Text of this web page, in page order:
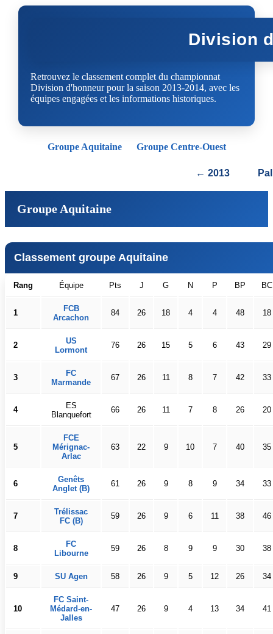
Division
Retrouvez le classement complet du championnat
Division d'honneur pour la saison 2013-2014, avec les
équipes engagées et les informations historiques.
Groupe Aquitaine Groupe Centre-Ouest
← 2013
Groupe Aquitaine
Classement groupe Aquitaine
Rang Équipe Pts J G N P BP BC
1
FCB
Arcachon
84 26 18 4 4 48 18
2
US
Lormont
76 26 15 5 6 43 29
3
FC
Marmande
67 26 11 8 7 42 33
4
ES
Blanquefort
66 26 11 7 8 26 20
5
FCE
Mérignac-
Arlac
63 22 9 10 7 40 35
6
Genêts
Anglet (B)
61 26 9 8 9 34 33
7
Trélissac
FC (B)
59 26 9 6 11 38 46
8
FC
Libourne
59 26 8 9 9 30 38
9 SU Agen 58 26 9 5 12 26 34
10
FC Saint-
Médard-en-
Jalles
47 26 9 4 13 34 41